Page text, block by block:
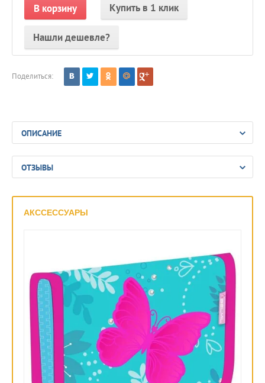
В корзину Купить в 1 клик
Нашли дешевле?
Поделиться:
ОПИСАНИЕ
ОТЗЫВЫ
АКССЕССУАРЫ